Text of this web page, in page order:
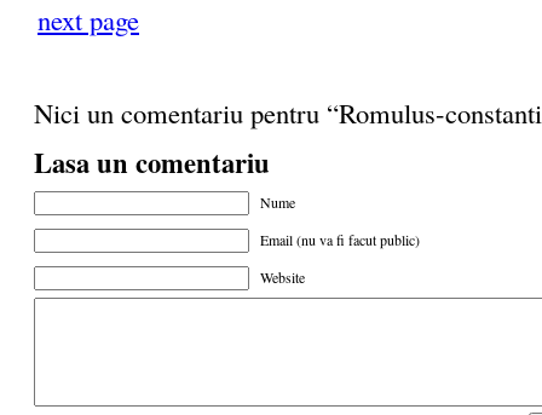
next page
Nici un comentariu pentru “Romulus-
Lasa un comentariu
Nume
Email (nu va fi facut public)
Website